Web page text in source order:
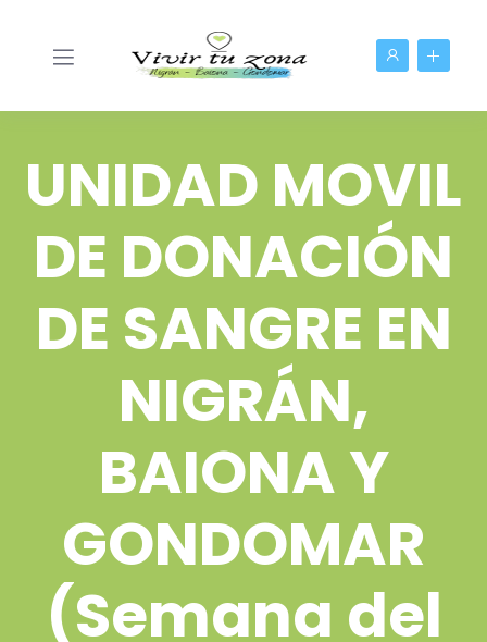
UNIDAD MOVIL
DE DONACIÓN
DE SANGRE EN
NIGRÁN,
BAIONA Y
GONDOMAR
(Semana del